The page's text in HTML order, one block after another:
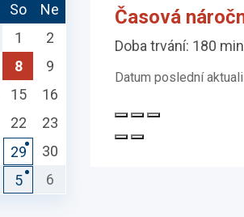
Časová
Doba trvání: 180
Datum poslední
So
Ne
1
2
8
9
15
16
22
23
29
30
5 6